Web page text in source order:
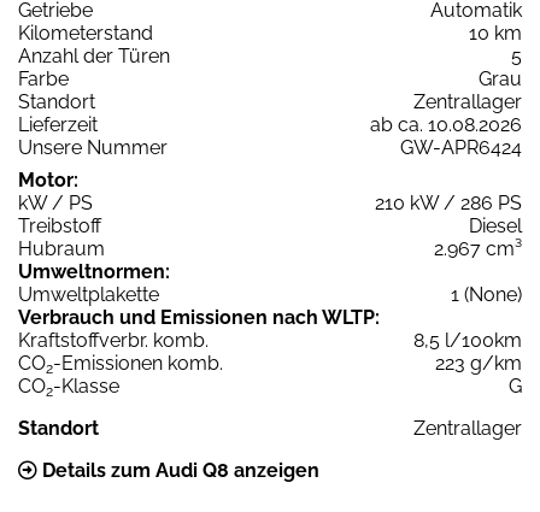
Getriebe
Automatik
Kilometerstand
10 km
Anzahl der Türen
5
Farbe
Grau
Standort
Zentrallager
Lieferzeit
ab ca. 10.08.2026
Unsere Nummer
GW-APR6424
Motor:
kW / PS
210 kW / 286 PS
Treibstoff
Diesel
Hubraum
2.967 cm³
Umweltnormen:
Umweltplakette
1 (None)
Verbrauch und Emissionen nach WLTP:
Kraftstoffverbr. komb.
8,5 l/100km
CO2-Emissionen komb.
223 g/km
CO2-Klasse
G
Standort
Zentrallager
Details zum Audi Q8 anzeigen